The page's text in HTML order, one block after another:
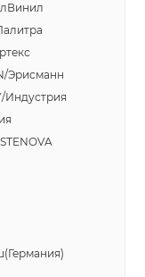
Эрисманн
Индустрия